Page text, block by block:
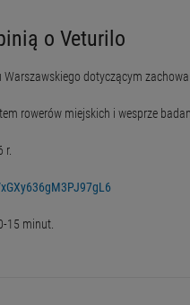
o Veturilo
Warszawskiego dotyczącym
rowerów miejskich i wesprze
r.
15 minut.